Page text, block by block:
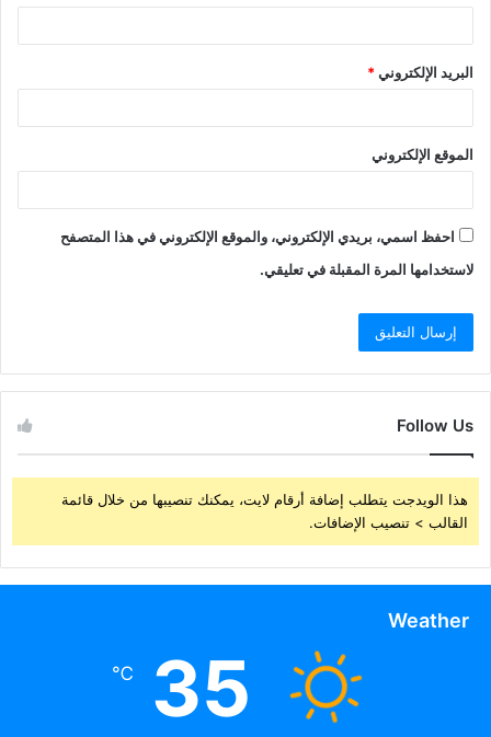
البريد الإلكتروني*
الموقع الإلكتروني
احفظ اسمي، بريدي الإلكتروني، والموقع الإلكتروني في هذا المتصفح
لاستخدامها المرة المقبلة في تعليقي.
Follow Us
هذا الويدجت يتطلب إضافة أرقام لايت، يمكنك تنصيبها من خلال قائمة
القالب > تنصيب الإضافات.
Weather
35
℃